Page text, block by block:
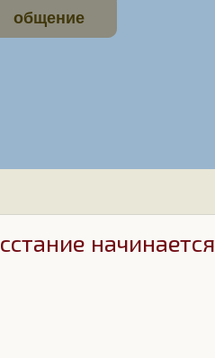
общение
начинается